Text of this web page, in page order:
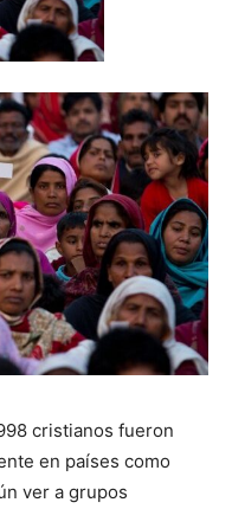
cristianos fueron
en países como
ver a grupos